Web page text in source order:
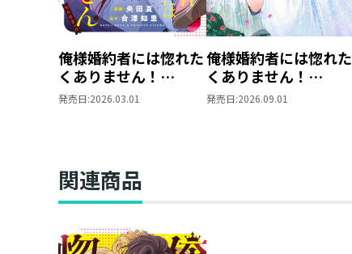
俺様婚約者には惚れた
くありません！
@COMIC 第1巻
発売日:2026.03.01
俺様婚約者には惚れた
くありません！
@COMIC 第2巻
発売日:2026.09.01
関連商品